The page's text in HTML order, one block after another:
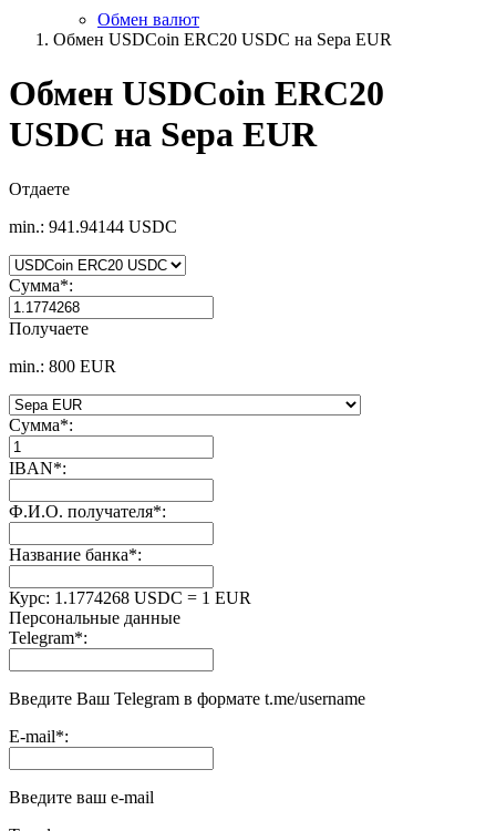
Обмен валют
Обмен USDCoin ERC20 USDC на Sepa EUR
Обмен USDCoin ERC20
USDC на Sepa EUR
Отдаете
min.: 941.94144 USDC
Сумма*:
Получаете
min.: 800 EUR
Сумма*:
IBAN*:
Ф.И.О. получателя*:
Название банка*:
Курс: 1.1774268 USDC = 1 EUR
Персональные данные
Telegram*:
Введите Ваш Telegram в формате t.me/username
E-mail*:
Введите ваш e-mail